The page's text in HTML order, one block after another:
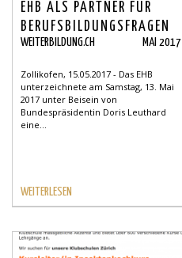
EHB ALS PARTNER FÜR
BERUFSBILDUNGSFRAGEN
IN CHINA
WEITERBILDUNG.CH MAI 2017
Zollikofen, 15.05.2017 - Das EHB
unterzeichnete am Samstag, 13. Mai
2017 unter Beisein von
Bundespräsidentin Doris Leuthard
eine...
WEITERLESEN